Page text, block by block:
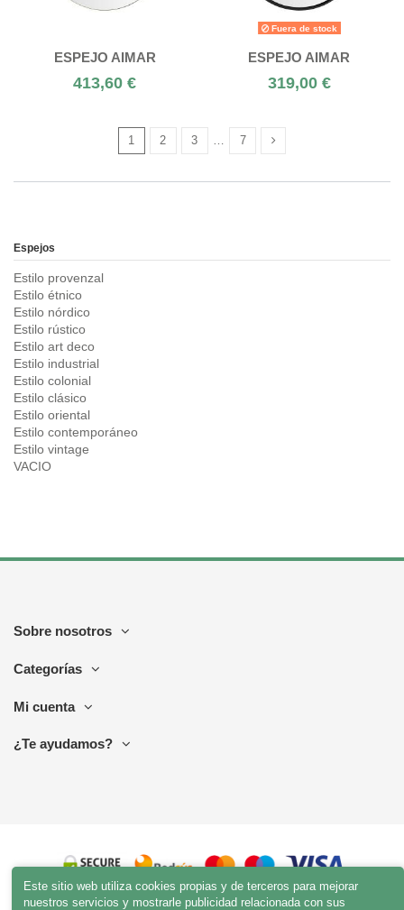
ESPEJO AIMAR
413,60 €
Fuera de stock
ESPEJO AIMAR
319,00 €
1 2 3 … 7
Espejos
Estilo provenzal
Estilo étnico
Estilo nórdico
Estilo rústico
Estilo art deco
Estilo industrial
Estilo colonial
Estilo clásico
Estilo oriental
Estilo contemporáneo
Estilo vintage
VACIO
Sobre nosotros
Categorías
Mi cuenta
¿Te ayudamos?
Este sitio web utiliza cookies propias y de terceros para mejorar
nuestros servicios y mostrarle publicidad relacionada con sus